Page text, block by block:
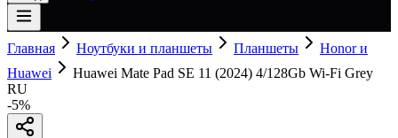
Главная Ноутбуки и планшеты Планшеты
Honor и
Huawei
Huawei Mate Pad SE 11 (2024) 4/128Gb Wi-Fi Grey
RU
-5%